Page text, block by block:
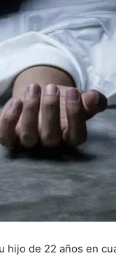
hijo de 22 años en